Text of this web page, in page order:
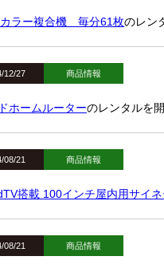
ラー複合機 毎分61枚のレン
12/27 商品情報
ホームルーターのレンタルを
08/21 商品情報
搭載 100インチ屋内用サイ
08/21 商品情報